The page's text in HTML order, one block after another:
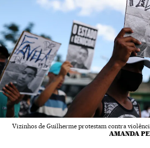
Vizinhos de Guilherme protestam contra
AMANDA